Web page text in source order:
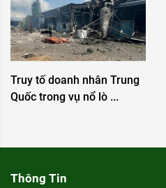
Truy tố doanh nhân Trung
Quốc trong vụ nổ lò ...
Thông Tin